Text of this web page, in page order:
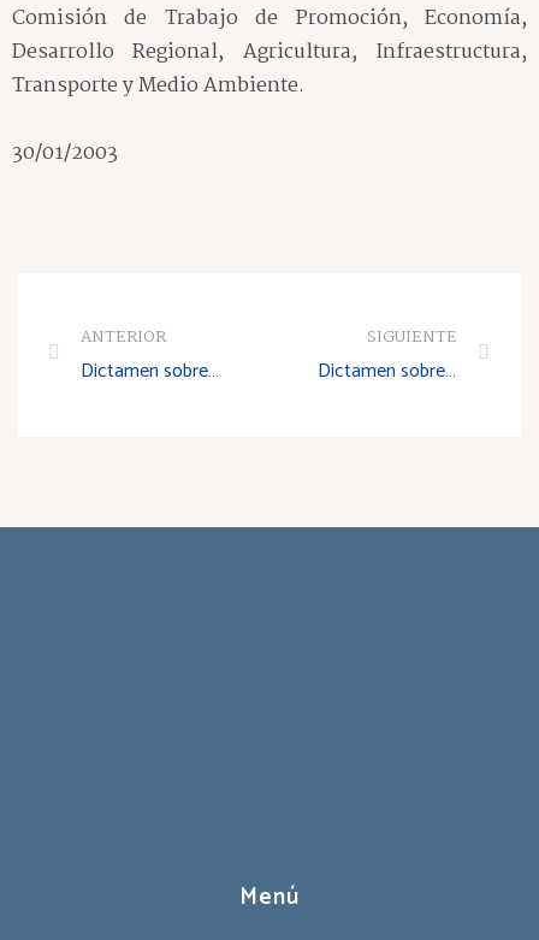
Comisión de Trabajo de Promoción, Economía,
Desarrollo Regional, Agricultura, Infraestructura,
Transporte y Medio Ambiente.
30/01/2003
ANTERIOR
Dictamen sobre el Proyecto de Decreto por el que se aprueba el Reglamento de organización y funcionamiento del registro de cooperativas de La Rioja
SIGUIENTE
Dictamen sobre el Anteproyecto de Ley de Inserción Sociolaboral
Menú